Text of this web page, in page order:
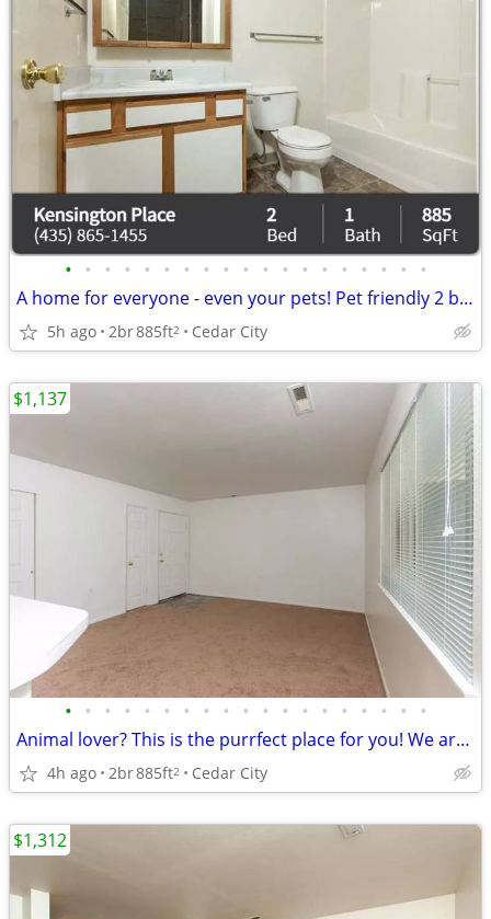
• • • • • • • • • • • • • • • • • • •
A home for everyone - even your pets! Pet friendly 2 bed / 1 bath!
5h ago 2br885ft2 Cedar City
• • • • • • • • • • • • • • • • • • •
Animal lover? This is the purrfect place for you! We are pet friendly!
4h ago 2br885ft2 Cedar City
$1,137
$1,312